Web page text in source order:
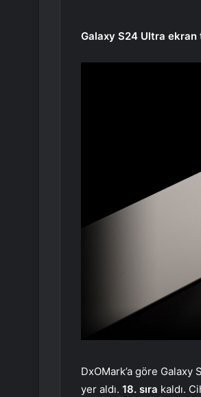
Galaxy S24 Ultra ekran
DxOMark’a göre Galaxy
yer aldı. 18. sıra kaldı.